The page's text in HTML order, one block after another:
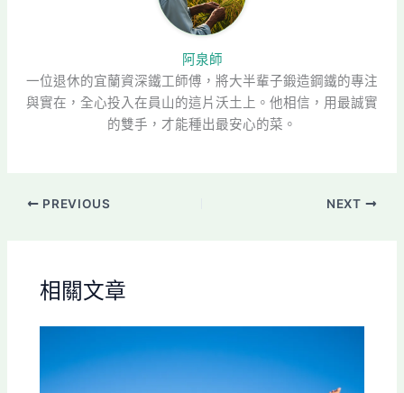
阿泉師
一位退休的宜蘭資深鐵工師傅，將大半輩子鍛造鋼鐵的專注
與實在，全心投入在員山的這片沃土上。他相信，用最誠實
的雙手，才能種出最安心的菜。
PREVIOUS NEXT
相關文章